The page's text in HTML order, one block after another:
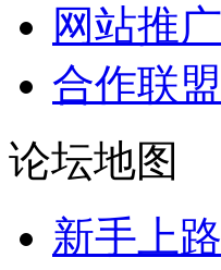
网站推广
合作联盟
论坛地图
新手上路